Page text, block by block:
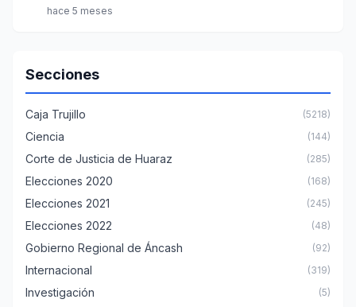
hace 5 meses
Secciones
Caja Trujillo (5218)
Ciencia (144)
Corte de Justicia de Huaraz (285)
Elecciones 2020 (168)
Elecciones 2021 (245)
Elecciones 2022 (48)
Gobierno Regional de Áncash (92)
Internacional (319)
Investigación (5)